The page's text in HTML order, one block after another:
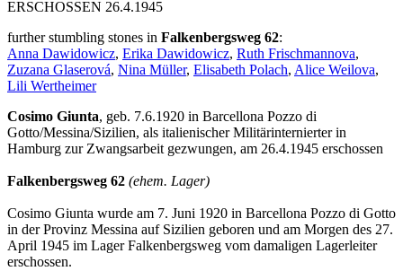
ERSCHOSSEN 26.4.1945
further stumbling stones in Falkenbergsweg 62:
Anna Dawidowicz, Erika Dawidowicz, Ruth Frischmannova,
Zuzana Glaserová, Nina Müller, Elisabeth Polach, Alice Weilova,
Lili Wertheimer
Cosimo Giunta, geb. 7.6.1920 in Barcellona Pozzo di
Gotto/Messina/Sizilien, als italienischer Militärinternierter in
Hamburg zur Zwangsarbeit gezwungen, am 26.4.1945 erschossen
Falkenbergsweg 62 (ehem. Lager)
Cosimo Giunta wurde am 7. Juni 1920 in Barcellona Pozzo di Gotto
in der Provinz Messina auf Sizilien geboren und am Morgen des 27.
April 1945 im Lager Falkenbergsweg vom damaligen Lagerleiter
erschossen.